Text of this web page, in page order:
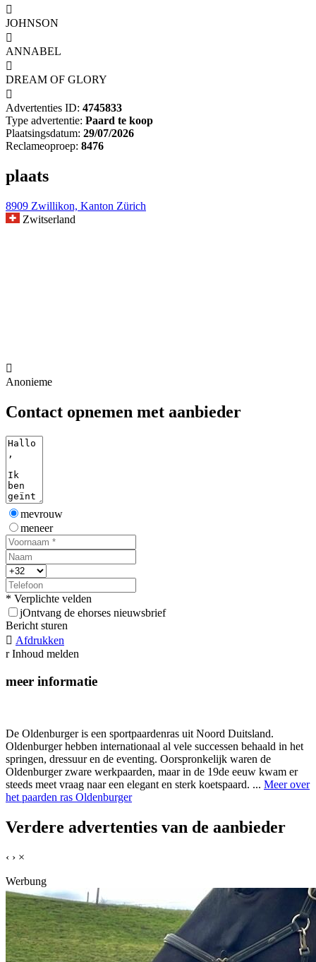

JOHNSON

ANNABEL

DREAM OF GLORY

Advertenties ID: 4745833
Type advertentie: Paard te koop
Plaatsingsdatum: 29/07/2026
Reclameoproep: 8476
plaats
8909 Zwillikon, Kanton Zürich
Zwitserland

Anonieme
Contact opnemen met aanbieder
mevrouw
meneer
* Verplichte velden
jOntvang de ehorses nieuwsbrief
Bericht sturen
 Afdrukken
r Inhoud melden
meer informatie
De Oldenburger is een sportpaardenras uit Noord Duitsland.
Oldenburger hebben internationaal al vele successen behaald in het
springen, dressuur en de eventing. Oorspronkelijk waren de
Oldenburger zware werkpaarden, maar in de 19de eeuw kwam er
steeds meet vraag naar een elegant en sterk koetspaard. ... Meer over
het paarden ras Oldenburger
Verdere advertenties van de aanbieder
‹ › ×
Werbung